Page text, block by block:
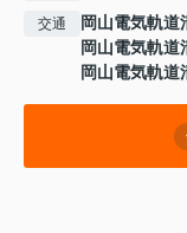
交通 岡山電気軌道
岡山電気軌道
岡山電気軌道